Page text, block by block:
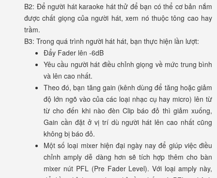
B2: Để người hát karaoke hát thử để bạn có thể cơ bản nắm
được chất giọng của người hát, xem nó thuộc tông cao hay
trầm.
B3: Trong quá trình người hát hát, bạn thực hiện lần lượt:
Đẩy Fader lên -6dB
Yêu cầu người hát điều chỉnh giọng về mức trung bình
và lên cao nhất.
Theo đó, bạn tăng gain (kênh dùng để tăng hoặc giảm
độ lớn ngõ vào của các loại nhạc cụ hay micro) lên từ
từ cho đến khi nào đèn Clip báo đỏ thì giảm xuống,
Gain cần đặt ở vị trí dù người hát lên cao nhất cũng
không bị báo đỏ.
Một số loại mixer hiện đại ngày nay để giúp việc điều
chỉnh amply dễ dàng hơn sẽ tích hợp thêm cho bàn
mixer nút PFL (Pre Fader Level). Với loại amply này,